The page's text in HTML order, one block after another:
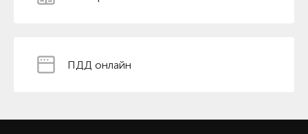
ПДД онлайн